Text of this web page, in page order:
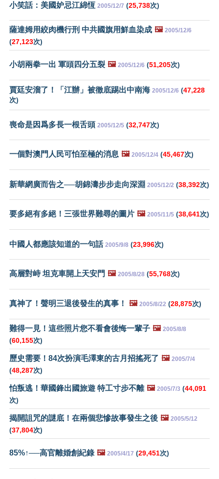
小笑話：美國妒忌江綿恆 2005/12/7 (25,738次)
薩達姆用絞肉機行刑 中共國旗用鮮血染成 🖼️ 2005/12/6
(27,123次)
小胡兩拳一出 軍頭四分五裂 🖼️ 2005/12/6 (51,205次)
賈廷安溜了！「江辦」被徹底踢出中南海 2005/12/6 (47,228
次)
喪命是因爲多長一根舌頭 2005/12/5 (32,747次)
一個對澳門人民可怕至極的消息 🖼️ 2005/12/4 (45,467次)
新華網廣而告之──胡錦濤步步走向深淵 2005/12/2 (38,392次)
要多絕有多絕！三張世界難尋的圖片 🖼️ 2005/11/5 (38,641次)
中國人都應該知道的一句話 2005/9/8 (23,996次)
高層對峙 坦克車開上天安門 🖼️ 2005/8/28 (55,768次)
真神了！聲明三退後發生的真事！ 🖼️ 2005/8/22 (28,875次)
難得一見！這些照片您不看會後悔一輩子 🖼️ 2005/8/8
(60,155次)
歷史需要！84次扮演毛澤東的古月招搖死了 🖼️ 2005/7/4
(48,287次)
怕叛逃！華國鋒出國旅遊 特工寸步不離 🖼️ 2005/7/3 (44,091
次)
揭開詛咒的謎底！在兩個悲慘故事發生之後 🖼️ 2005/5/12
(37,804次)
85%↑──高官離婚創紀錄 🖼️ 2005/4/17 (29,451次)